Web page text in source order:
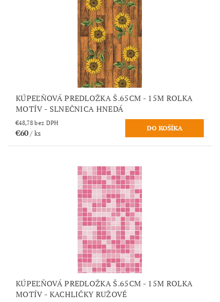
KÚPEĽŇOVÁ PREDLOŽKA Š.65CM - 15M ROLKA
MOTÍV - SLNEČNICA HNEDÁ
€48,78 bez DPH
€60/ ks
KÚPEĽŇOVÁ PREDLOŽKA Š.65CM - 15M ROLKA
MOTÍV - KACHLIČKY RUŽOVÉ